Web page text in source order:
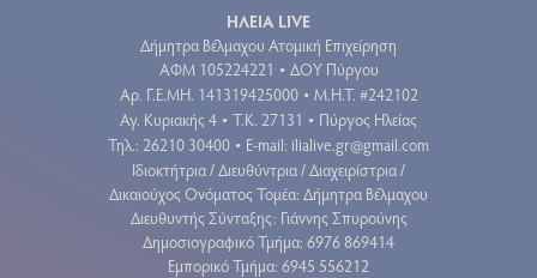
ΗΛΕΙΑ LIVE
Δήμητρα Βέλμαχου Ατομική Επιχείρηση
ΑΦΜ 105224221 • ΔΟΥ Πύργου
Aρ. Γ.Ε.ΜΗ. 141319425000 • Μ.Η.Τ. #242102
Αγ. Κυριακής 4 • Τ.Κ. 27131 • Πύργος Ηλείας
Τηλ.: 26210 30400 • E-mail: ilialive.gr@gmail.com
Ιδιοκτήτρια / Διευθύντρια / Διαχειρίστρια /
Δικαιούχος Ονόματος Τομέα: Δήμητρα Βέλμαχου
Διευθυντής Σύνταξης: Γιάννης Σπυρούνης
Δημοσιογραφικό Τμήμα: 6976 869414
Εμπορικό Τμήμα: 6945 556212